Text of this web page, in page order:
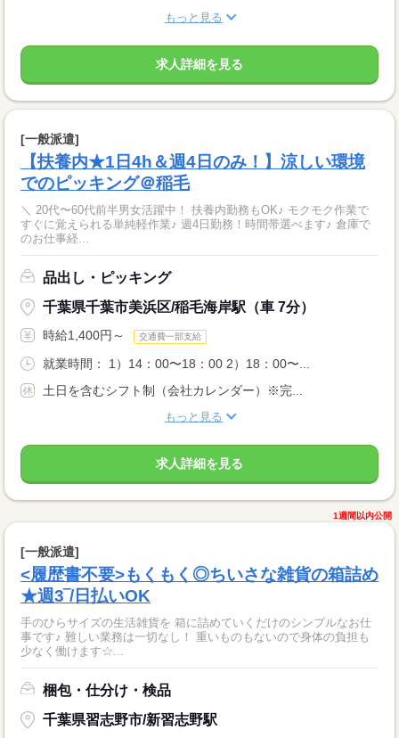
もっと見る
求人詳細を見る
[一般派遣]
【扶養内★1日4h＆週4日のみ！】涼しい環境
でのピッキング＠稲毛
＼ 20代〜60代前半男女活躍中！ 扶養内勤務もOK♪ モクモク作業で
すぐに覚えられる単純軽作業♪ 週4日勤務！時間帯選べます♪ 倉庫で
のお仕事経...
品出し・ピッキング
千葉県千葉市美浜区/稲毛海岸駅（車 7分）
時給1,400円～ 交通費一部支給
就業時間： 1）14：00〜18：00 2）18：00〜...
土日を含むシフト制（会社カレンダー）※完...
もっと見る
求人詳細を見る
1週間以内公開
[一般派遣]
<履歴書不要>もくもく◎ちいさな雑貨の箱詰め
★週3‾/日払いOK
手のひらサイズの生活雑貨を 箱に詰めていくだけのシンプルなお仕
事です♪ 難しい業務は一切なし！ 重いものもないので身体の負担も
少なく働けます☆...
梱包・仕分け・検品
千葉県習志野市/新習志野駅